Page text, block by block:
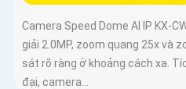
Camera Speed Dome AI IP KX-
giải 2.0MP, zoom quang 25x và
sát rõ ràng ở khoảng cách xa.
đại, camera...